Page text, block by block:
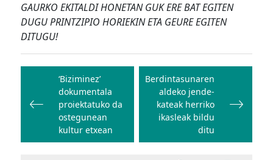
GAURKO EKITALDI HONETAN GUK ERE BAT EGITEN
DUGU PRINTZIPIO HORIEKIN ETA GEURE EGITEN
DITUGU!
Bidalketetan
zehar
nabigatu
‘Biziminez’
dokumentala
proiektatuko da
ostegunean
kultur etxean
Berdintasunaren
aldeko jende-
kateak herriko
ikasleak bildu
ditu